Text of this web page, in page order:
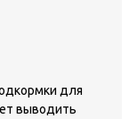
для
выводить